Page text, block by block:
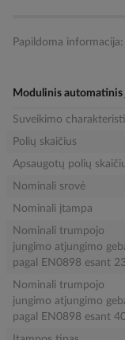
Papildoma informacija:
Modulinis automatinis
Suveikimo
Polių skaičius
Apsaugotų polių
Nominali srovė
Nominali įtampa
Nominali trumpojo
jungimo atjungimo
pagal EN0898 esant
Nominali trumpojo
jungimo atjungimo
pagal EN0898 esant